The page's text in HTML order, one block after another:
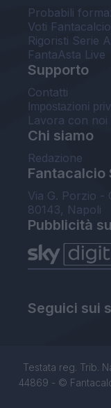
Probabili
Voti
Rigoristi Serie A
FantaAsta Live
Supporto
Contatti
Impostazioni
Lavora con noi
Chi siamo
Redazione
Fantacalcio
Via G. Porzio -
80143, Napoli
Pubblicità
Seguici sui
Testata reg. Trib.
44869 - ©